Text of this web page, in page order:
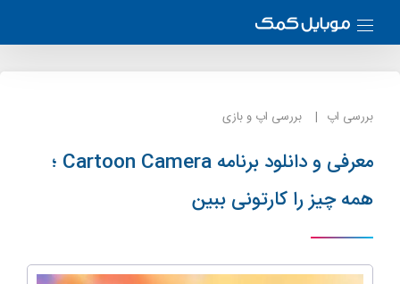
بررسی اپ بررسی اپ و بازی
معرفی و دانلود برنامه Cartoon Camera ؛
همه چیز را کارتونی ببین